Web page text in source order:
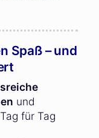
Spaß – und
und
für Tag